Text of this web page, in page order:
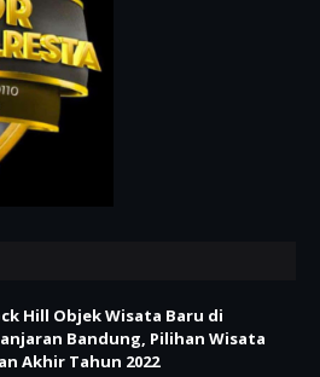
Hill Objek Wisata Baru di
Bandung, Pilihan Wisata
Akhir Tahun 2022